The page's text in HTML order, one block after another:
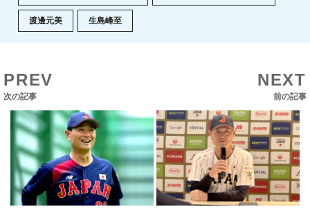
渡邊元美 生島峰至
PREV
次の記事
NEXT
前の記事